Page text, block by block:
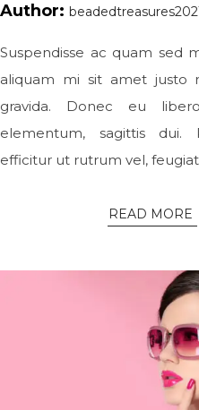
Author:
Suspendisse ac quam sed
aliquam mi sit amet justo
gravida. Donec eu
elementum, sagittis dui.
efficitur ut rutrum vel,
READ MORE